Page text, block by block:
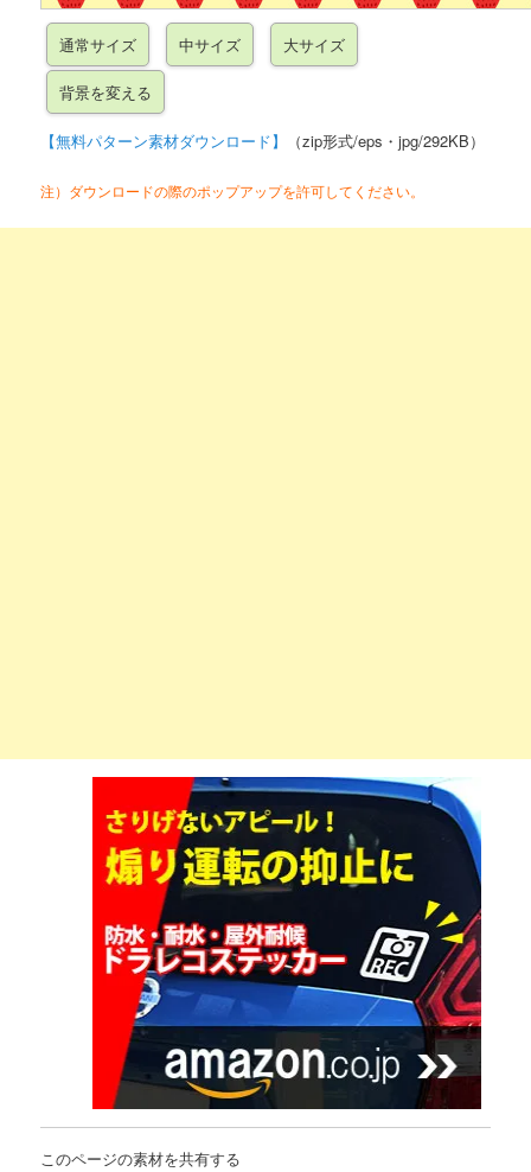
【無料パターン素材ダウンロード】 （zip形式/eps・jpg/292KB）
注）ダウンロードの際のポップアップを許可してください。
このページの素材を共有する